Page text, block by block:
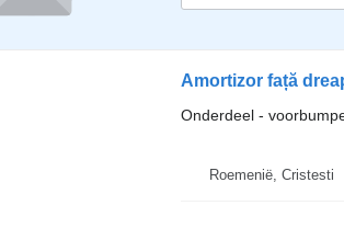
Amortizor față
Onderdeel -
Roemenië, Cristesti